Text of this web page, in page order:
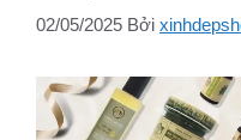
02/05/2025 Bởi